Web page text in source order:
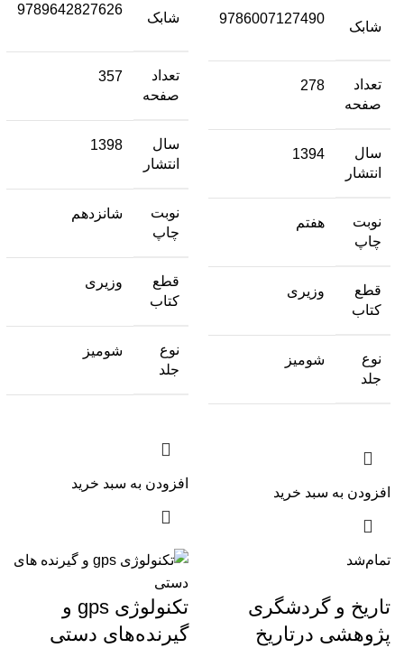
شابک
9786007127490
تعداد
صفحه
278
سال
انتشار
1394
نوبت
چاپ
هفتم
قطع
کتاب
وزیری
نوع
جلد
شومیز
افزودن به سبد خرید
شابک
9789642827626
تعداد
صفحه
357
سال
انتشار
1398
نوبت
چاپ
شانزدهم
قطع
کتاب
وزیری
نوع
جلد
شومیز
افزودن به سبد خرید
تمام‌شد
تاریخ و گردشگری
پژوهشی درتاریخ
تکنولوژی gps و
گیرنده‌های دستی